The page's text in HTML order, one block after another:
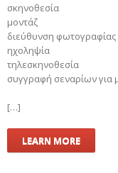
σκηνοθεσία
μοντάζ
διεύθυνση φωτογραφίας
ηχοληψία
τηλεσκηνοθεσία
συγγραφή σεναρίων για
[…]
LEARN MORE